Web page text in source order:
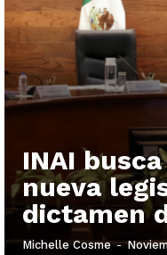
INAI
nueva
dictamen
Michelle Cosme -